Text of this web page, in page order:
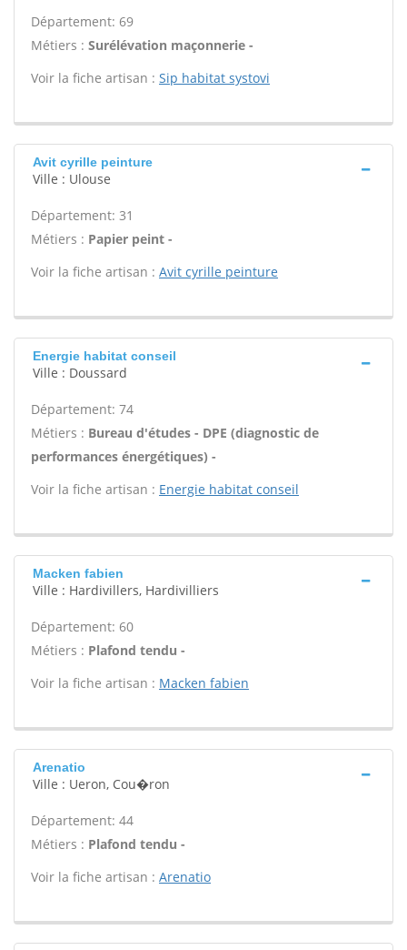
Département: 69
Métiers : Surélévation maçonnerie -
Voir la fiche artisan : Sip habitat systovi
Avit cyrille peinture
Ville : Ulouse
Département: 31
Métiers : Papier peint -
Voir la fiche artisan : Avit cyrille peinture
Energie habitat conseil
Ville : Doussard
Département: 74
Métiers : Bureau d'études - DPE (diagnostic de
performances énergétiques) -
Voir la fiche artisan : Energie habitat conseil
Macken fabien
Ville : Hardivillers, Hardivilliers
Département: 60
Métiers : Plafond tendu -
Voir la fiche artisan : Macken fabien
Arenatio
Ville : Ueron, Cou�ron
Département: 44
Métiers : Plafond tendu -
Voir la fiche artisan : Arenatio